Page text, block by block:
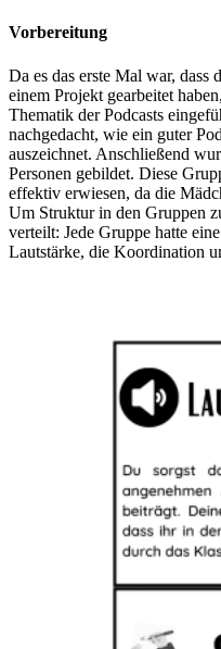
Vorbereitung
Da es das erste Mal war, dass
einem Projekt gearbeitet
Thematik der Podcasts
nachgedacht, wie ein guter
auszeichnet. Anschließend
Personen gebildet. Diese
effektiv erwiesen, da die
Um Struktur in den Gruppen
verteilt: Jede Gruppe hatte
Lautstärke, die Koordination